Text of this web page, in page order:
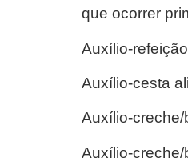
que ocorrer
Auxílio-
Auxílio-cesta
Auxílio-
Auxílio-